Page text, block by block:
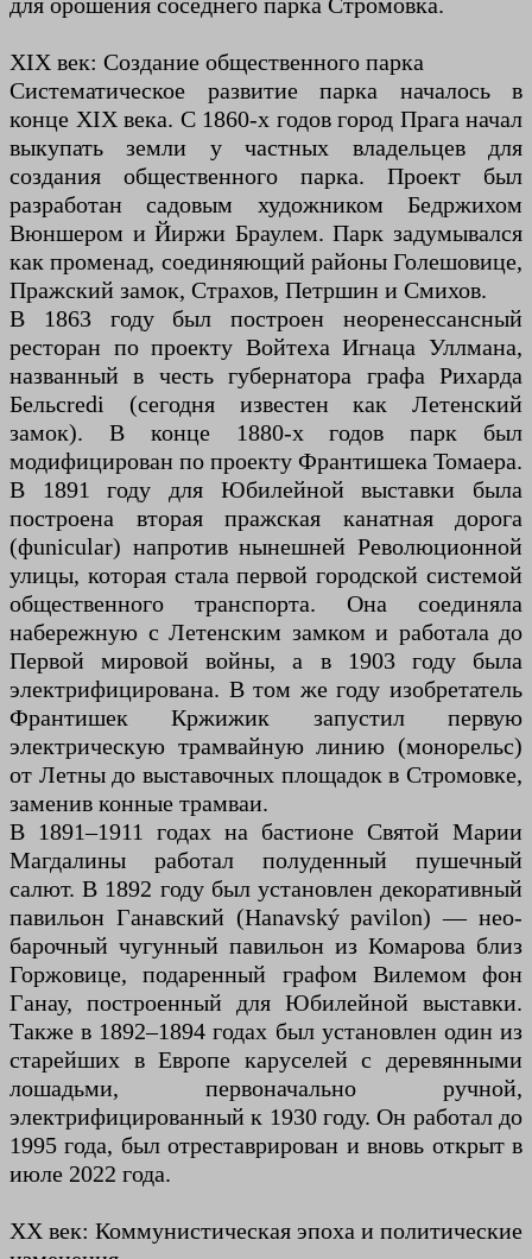
XIX век: Создание общественного парка
Систематическое развитие парка началось в
конце XIX века. С 1860-х годов город Прага начал
выкупать земли у частных владельцев для
создания общественного парка. Проект был
разработан садовым художником Бедржихом
Вюншером и Йиржи Браулем. Парк задумывался
как променад, соединяющий районы Голешовице,
Пражский замок, Страхов, Петршин и Смихов.
В 1863 году был построен неоренессансный
ресторан по проекту Войтеха Игнаца Уллмана,
названный в честь губернатора графа Рихарда
Бельcredi (сегодня известен как Летенский
замок). В конце 1880-х годов парк был
модифицирован по проекту Франтишека Томаера.
В 1891 году для Юбилейной выставки была
построена вторая пражская канатная дорога
(фunicular) напротив нынешней Революционной
улицы, которая стала первой городской системой
общественного транспорта. Она соединяла
набережную с Летенским замком и работала до
Первой мировой войны, а в 1903 году была
электрифицирована. В том же году изобретатель
Франтишек Кржижик запустил первую
электрическую трамвайную линию (монорельс)
от Летны до выставочных площадок в Стромовке,
заменив конные трамваи.
В 1891–1911 годах на бастионе Святой Марии
Магдалины работал полуденный пушечный
салют. В 1892 году был установлен декоративный
павильон Ганавский (Hanavský pavilon) — нео-
барочный чугунный павильон из Комарова близ
Горжовице, подаренный графом Вилемом фон
Ганау, построенный для Юбилейной выставки.
Также в 1892–1894 годах был установлен один из
старейших в Европе каруселей с деревянными
лошадьми, первоначально ручной,
электрифицированный к 1930 году. Он работал до
1995 года, был отреставрирован и вновь открыт в
июле 2022 года.
XX век: Коммунистическая эпоха и политические